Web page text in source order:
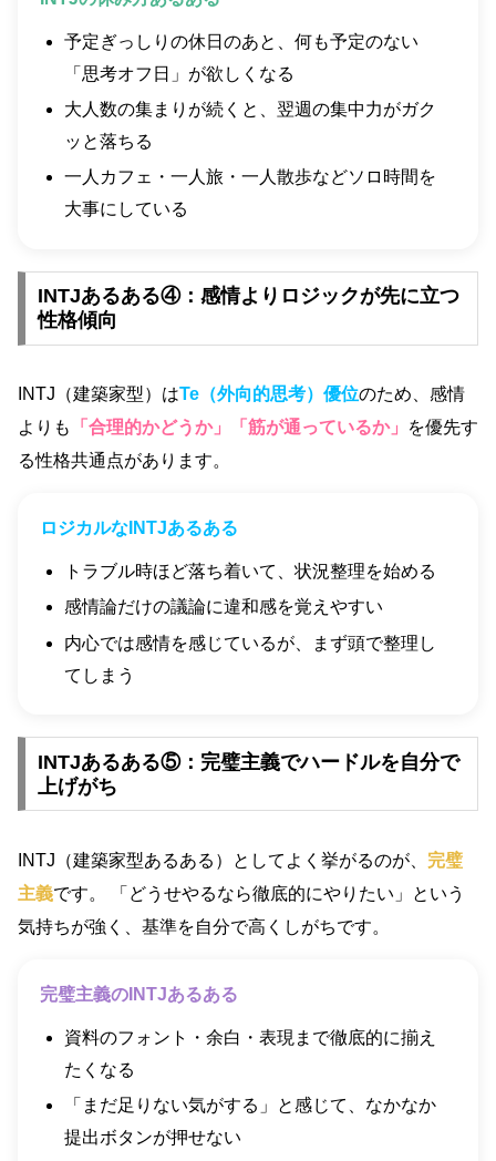
予定ぎっしりの休日のあと、何も予定のない
「思考オフ日」が欲しくなる
大人数の集まりが続くと、翌週の集中力がガク
ッと落ちる
一人カフェ・一人旅・一人散歩などソロ時間を
大事にしている
INTJあるある④：感情よりロジックが先に立つ
性格傾向
INTJ（建築家型）はTe（外向的思考）優位のため、感情
よりも
「合理的かどうか」「筋が通っているか」
を優先す
る性格共通点があります。
ロジカルなINTJあるある
トラブル時ほど落ち着いて、状況整理を始める
感情論だけの議論に違和感を覚えやすい
内心では感情を感じているが、まず頭で整理し
てしまう
INTJあるある⑤：完璧主義でハードルを自分で
上げがち
INTJ（建築家型あるある）としてよく挙がるのが、 完璧
主義です。 「どうせやるなら徹底的にやりたい」という
気持ちが強く、基準を自分で高くしがちです。
完璧主義のINTJあるある
資料のフォント・余白・表現まで徹底的に揃え
たくなる
「まだ足りない気がする」と感じて、なかなか
提出ボタンが押せない